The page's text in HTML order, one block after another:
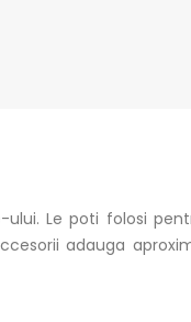
Le poti folosi
adauga